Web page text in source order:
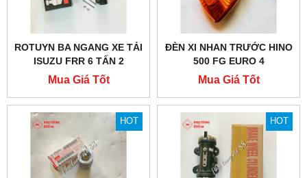
ROTUYN BA NGANG XE TẢI
ISUZU FRR 6 TẤN 2
Mua Giá Tốt
ĐÈN XI NHAN TRƯỚC HINO
500 FG EURO 4
Mua Giá Tốt
HOT HOT